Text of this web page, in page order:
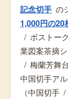
記念切手 の
1,000円の20
/ ボストー
業図案茶摘
/ 梅蘭芳舞
中国切手ア
（中国切手 /